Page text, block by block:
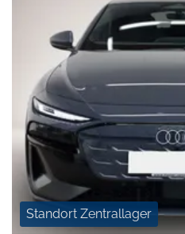
Standort Zentrallager